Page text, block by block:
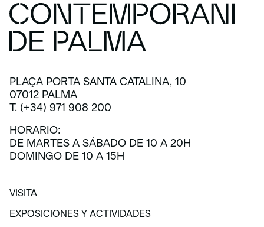
PLAÇA PORTA SANTA CATALINA, 10
07012 PALMA
T. (+34) 971 908 200
HORARIO:
DE MARTES A SÁBADO DE 10 A 20H
DOMINGO DE 10 A 15H
VISITA
VISITA
EXPOSICIONES Y ACTIVIDADES